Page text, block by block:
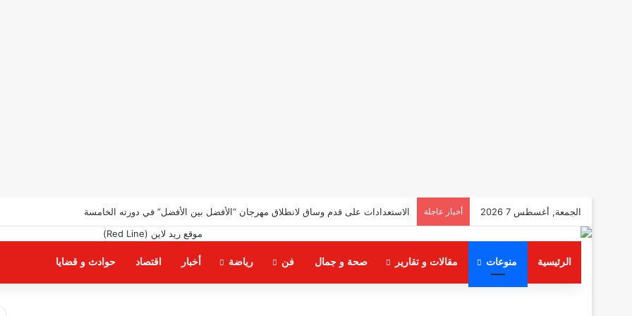
الجمعة, أغسطس 7 2026 أخبار عاجلة الاستعدادات على قدم وساق لانطلاق مهرجان “الأفضل بين الأفضل” في دورته الخامسة
الرئيسية منوعات مقالات و تقارير صحة و جمال فن رياضة أخبار اقتصاد حوادث و قضايا